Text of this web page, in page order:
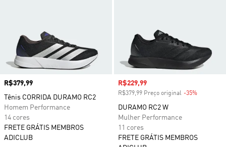
Preço
R$379,99
Tênis CORRIDA DURAMO RC2
Homem Performance
14 cores
FRETE GRÁTIS MEMBROS
ADICLUB
Preço com desconto
R$229,99
R$379,99 Preço original -35%
DURAMO RC2 W
Mulher Performance
11 cores
FRETE GRÁTIS MEMBROS